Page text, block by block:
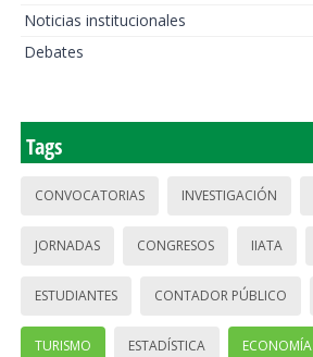
Noticias institucionales
Debates
Tags
CONVOCATORIAS INVESTIGACIÓN
JORNADAS CONGRESOS IIATA
ESTUDIANTES CONTADOR PÚBLICO
TURISMO ESTADÍSTICA ECONOMÍA